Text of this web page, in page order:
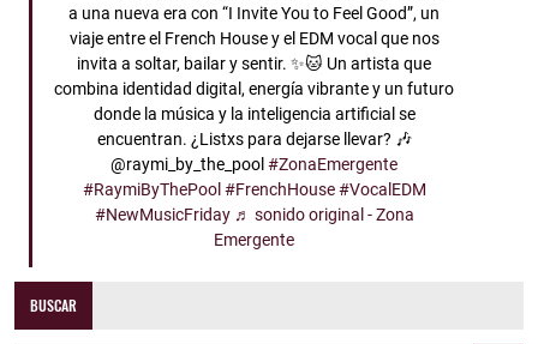
a una nueva era con “I Invite You to Feel Good”, un
viaje entre el French House y el EDM vocal que nos
invita a soltar, bailar y sentir. ✨🐱 Un artista que
combina identidad digital, energía vibrante y un futuro
donde la música y la inteligencia artificial se
encuentran. ¿Listxs para dejarse llevar? 🎶
@raymi_by_the_pool #ZonaEmergente
#RaymiByThePool #FrenchHouse #VocalEDM
#NewMusicFriday ♬ sonido original - Zona
Emergente
BUSCAR